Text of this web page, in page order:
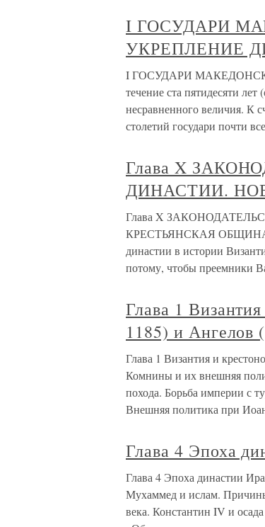
I ГОСУДАРИ
УКРЕПЛЕНИЕ
I ГОСУДАРИ
течение ста пятидесяти
несравненного величия. К
столетий государи почти
Глава X
ДИНАСТИИ.
Глава X
КРЕСТЬЯНСКАЯ ОБЩИНА
династии в истории
потому, чтобы преемники
Глава 1
1185) и Ангелов
Глава 1 Византия и
Комнины и их внешняя
похода. Борьба империи с
Внешняя политика при
Глава 4 Эпоха
Глава 4 Эпоха династии
Мухаммед и ислам. Причины
века. Константин IV и